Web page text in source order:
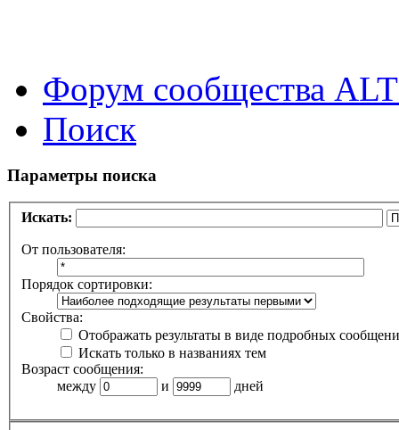
Форум сообщества
Поиск
Параметры поиска
Искать:
От пользователя:
Порядок сортировки:
Свойства:
Отображать результаты в виде подробных
Искать только в названиях тем
Возраст сообщения:
между
и дней